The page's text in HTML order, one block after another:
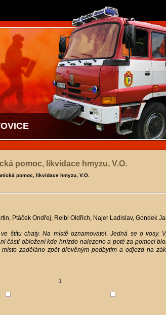
pomoc, likvidace hmyzu, V.O.
pomoc, likvidace hmyzu, V.O.
Ptáček Ondřej, Reibl Oldřich, Najer Ladislav, Gondek
štítu chaty. Na místě oznamovatel. Jedná se o vosy.
části obložení kde hnízdo nalezeno a poté za pomoci
zaděláno zpět dřevěným podbytím a odjezd na
1